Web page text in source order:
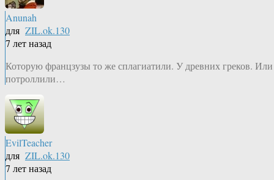
Anunah
для ZIL.ok.130
7 лет назад
Которую францзузы то же сплагиатили. У древних греков. Или
потроллили…
EvilTeacher
для ZIL.ok.130
7 лет назад